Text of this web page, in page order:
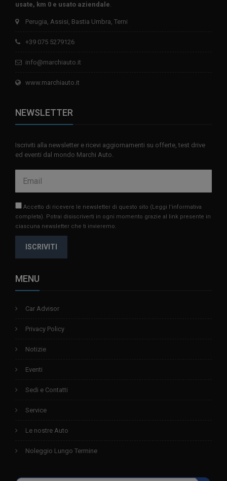
usate, km 0 e usato aziendale.
Perugia, Assisi, Bastia Umbra, Terni
+39 075 5279126
info@marchiauto.it
www.marchiauto.it
NEWSLETTER
Iscriviti alla newsletter e ricevi aggiornamenti su offerte, test drive
ed eventi dal mondo Marchi Auto.
Accetto di ricevere le newsletter di questo sito (Leggi l'informativa
completa). Potrai disiscriverti in ogni momento grazie al link presente in
ciascuna newsletter che ti invieremo.
ISCRIVITI
MENU
Car Advisor
Privacy Policy
Notizie
Eventi
Sedi e Contatti
Service
Le nostre Auto
Noleggio Lungo Termine